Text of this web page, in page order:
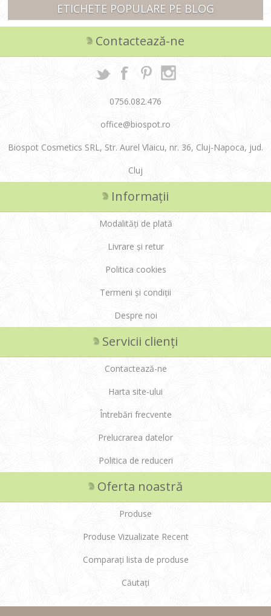
ETICHETE POPULARE PE BLOG
Contactează-ne
0756.082.476
office@biospot.ro
Biospot Cosmetics SRL, Str. Aurel Vlaicu, nr. 36, Cluj-Napoca, jud.
Cluj
Informații
Modalități de plată
Livrare și retur
Politica cookies
Termeni și condiții
Despre noi
Servicii clienți
Contactează-ne
Harta site-ului
Întrebări frecvente
Prelucrarea datelor
Politica de reduceri
Oferta noastră
Produse
Produse Vizualizate Recent
Comparați lista de produse
Căutați